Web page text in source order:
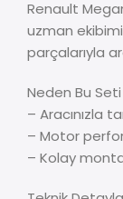
Renault
uzman
parçalarıyla
Neden Bu
– Aracınızla
– Motor
– Kolay